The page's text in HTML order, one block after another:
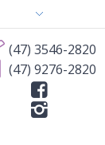
(47) 3546-2820
(47) 9276-2820